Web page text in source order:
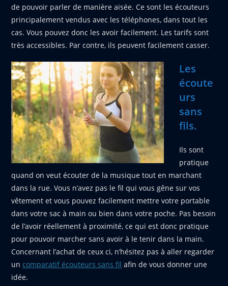
de pouvoir parler de manière aisée. Ce sont les écouteurs
principalement vendus avec les téléphones, dans tout les
cas. Vous pouvez donc les avoir facilement. Les tarifs sont
très accessibles. Par contre, ils peuvent facilement casser.
Les
écoute
urs
sans
fils.
Ils sont
pratique
quand on veut écouter de la musique tout en marchant
dans la rue. Vous n’avez pas le fil qui vous gêne sur vos
vêtement et vous pouvez facilement mettre votre portable
dans votre sac à main ou bien dans votre poche. Pas besoin
de l’avoir réellement à proximité, ce qui est donc pratique
pour pouvoir marcher sans avoir à le tenir dans la main.
Concernant l’achat de ceux ci, n’hésitez pas à aller regarder
un comparatif écouteurs sans fil afin de vous donner une
idée.